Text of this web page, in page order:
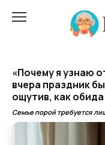
«Почему я узнаю
вчера праздник
ощутив, как
Семье порой требуется